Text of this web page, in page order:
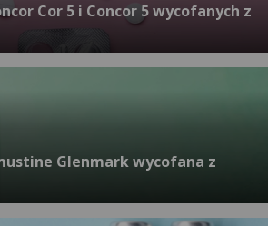
Cor 5 i Concor 5 wycofanych z
Glenmark wycofana z